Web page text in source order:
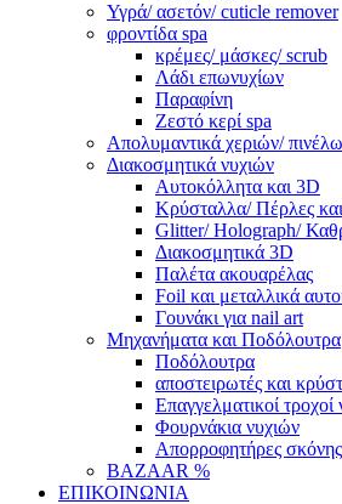
Υγρά/ ασετόν/ cuticle remover
φροντίδα spa
κρέμες/ μάσκες/ scrub
Λάδι επωνυχίων
Παραφίνη
Ζεστό κερί spa
Απολυμαντικά χεριών/
Διακοσμητικά νυχιών
Αυτοκόλλητα και 3D
Κρύσταλλα/ Πέρλες
Glitter/ Holograph/
Διακοσμητικά 3D
Παλέτα ακουαρέλας
Foil και μεταλλικά
Γουνάκι για nail art
Μηχανήματα και Ποδόλουτρα
Ποδόλουτρα
αποστειρωτές και
Επαγγελματικοί τροχοί
Φουρνάκια νυχιών
Απορροφητήρες σκόνης
BAZAAR %
ΕΠΙΚΟΙΝΩΝΙΑ